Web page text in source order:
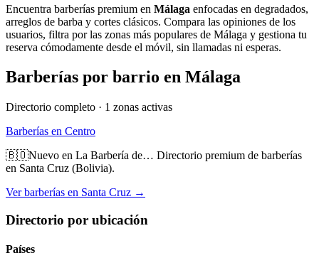
Encuentra barberías premium en Málaga enfocadas en degradados,
arreglos de barba y cortes clásicos. Compara las opiniones de los
usuarios, filtra por las zonas más populares de Málaga y gestiona tu
reserva cómodamente desde el móvil, sin llamadas ni esperas.
Barberías por barrio en Málaga
Directorio completo · 1 zonas activas
Barberías en Centro
🇧🇴Nuevo en La Barbería de… Directorio premium de barberías
en Santa Cruz (Bolivia).
Ver barberías en Santa Cruz →
Directorio por ubicación
Países